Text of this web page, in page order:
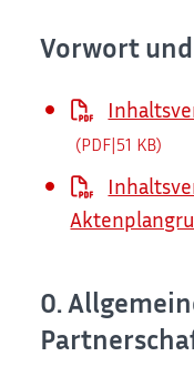
Vorwort
(PDF|51 KB)
0.